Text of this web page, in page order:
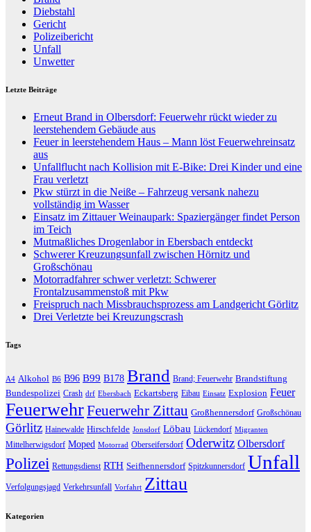
Diebstahl
Gericht
Polizeibericht
Unfall
Unwetter
Letzte Beiträge
Erneut Brand in Olbersdorf: Feuerwehr rückt wieder zu
leerstehendem Gebäude aus
Feuer in leerstehendem Haus – Mann löst Feuerwehreinsatz
aus
Unfallflucht nach Kollision mit E-Bike: Drei Kinder und eine
Frau verletzt
Pkw stürzt in die Neiße – Fahrzeug versank nahezu
vollständig im Wasser
Einsatz im Zittauer Weinaupark: Spaziergänger findet Person
im Teich
Mutmaßliches Drogenlabor in Ebersbach entdeckt
Schwerer Kreuzungsunfall zwischen Hörnitz und
Großschönau
Motorradfahrer schwer verletzt: Schwerer
Frontalzusammenstoß mit Pkw
Freispruch nach Missbrauchsprozess am Landgericht Görlitz
Drei Verletzte bei Kreuzungscrash
Tags
A4 Alkohol B6 B96 B99 B178 Brand Brand; Feuerwehr Brandstiftung
Bundespolizei Crash drf Ebersbach Eckartsberg Eibau Einsatz Explosion Feuer
FeuerwehrFeuerwehr Zittau Großhennersdorf Großschönau
Görlitz Hainewalde Hirschfelde Jonsdorf Löbau Lückendorf Migranten
Mittelherwigsdorf Moped Motorrad Oberseifersdorf Oderwitz Olbersdorf
Polizei Rettungsdienst RTH Seifhennersdorf Spitzkunnersdorf Unfall
Verfolgungsjagd Verkehrsunfall Vorfahrt Zittau
Kategorien